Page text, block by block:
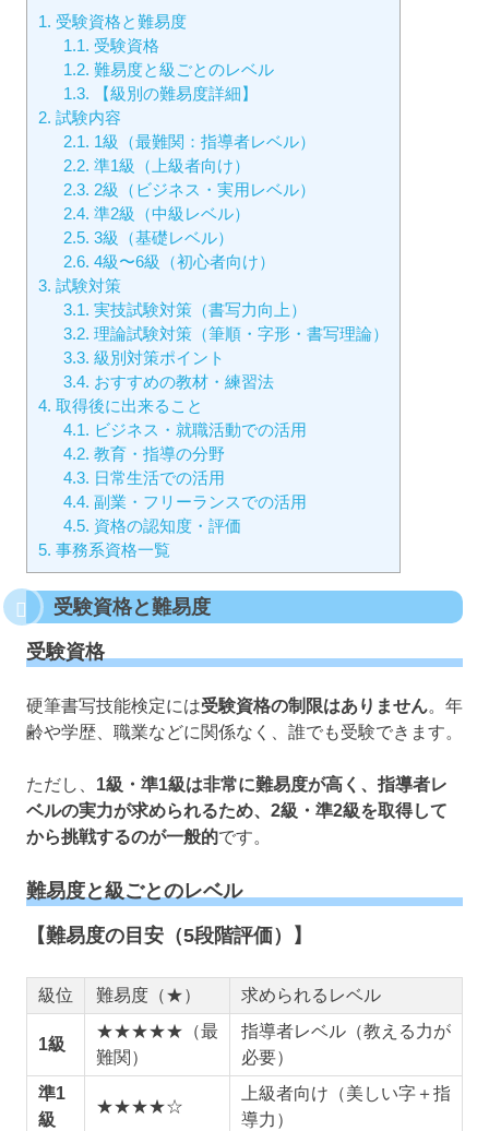
1. 受験資格と難易度
1.1. 受験資格
1.2. 難易度と級ごとのレベル
1.3. 【級別の難易度詳細】
2. 試験内容
2.1. 1級（最難関：指導者レベル）
2.2. 準1級（上級者向け）
2.3. 2級（ビジネス・実用レベル）
2.4. 準2級（中級レベル）
2.5. 3級（基礎レベル）
2.6. 4級〜6級（初心者向け）
3. 試験対策
3.1. 実技試験対策（書写力向上）
3.2. 理論試験対策（筆順・字形・書写理論）
3.3. 級別対策ポイント
3.4. おすすめの教材・練習法
4. 取得後に出来ること
4.1. ビジネス・就職活動での活用
4.2. 教育・指導の分野
4.3. 日常生活での活用
4.4. 副業・フリーランスでの活用
4.5. 資格の認知度・評価
5. 事務系資格一覧
受験資格と難易度
受験資格
硬筆書写技能検定には受験資格の制限はありません。年
齢や学歴、職業などに関係なく、誰でも受験できます。
ただし、 1級・準1級は非常に難易度が高く、指導者レ
ベルの実力が求められるため、2級・準2級を取得して
から挑戦するのが一般的です。
難易度と級ごとのレベル
【難易度の目安（5段階評価）】
級位 難易度（★） 求められるレベル
1級
★★★★★（最
難関）
指導者レベル（教える力が
必要）
準1
級
★★★★☆
上級者向け（美しい字＋指
導力）